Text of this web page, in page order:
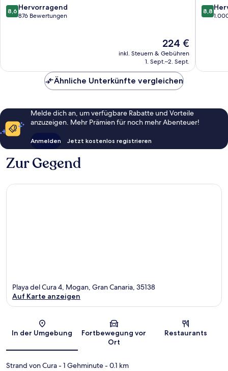
Inclusive
Mogan
8.6
von
8,6 Hervorragend
876 Bewertungen
Der
Preis
beträgt
224 €
inkl. Steuern & Gebühren
1. Sept.–2. Sept.
Hotel
Mogan
8.8
von
8,8
Ähnliche Unterkünfte vergleichen
Melde dich an, um verfügbare Rabatte und Vorteile
anzuzeigen. Mehr Prämien für noch mehr Abenteuer!
Anmelden Jetzt kostenlos registrieren
Zur Gegend
Karte
Playa del Cura 4, Mogan, Gran Canaria, 35138
Auf Karte anzeigen
In der Umgebung
Fortbewegung vor
Ort
Restaurants
Strand von Cura- 1 Gehminute- 0.1 km